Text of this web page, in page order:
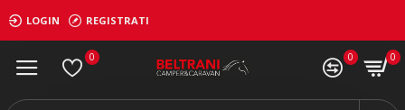
LOGIN REGISTRATI
0 0 0